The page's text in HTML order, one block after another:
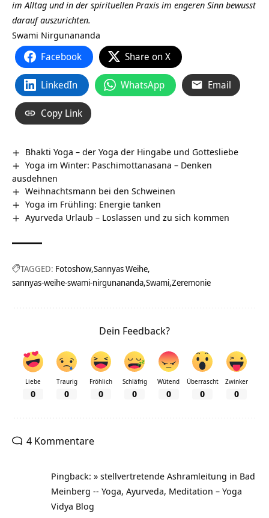
im Alltag und in der spirituellen Praxis im engeren Sinn bewusst
darauf auszurichten.
Swami Nirgunananda
Facebook Share on X
LinkedIn WhatsApp Email
Copy Link
Bhakti Yoga – der Yoga der Hingabe und Gottesliebe
Yoga im Winter: Paschimottanasana – Denken
ausdehnen
Weihnachtsmann bei den Schweinen
Yoga im Frühling: Energie tanken
Ayurveda Urlaub – Loslassen und zu sich kommen
TAGGED: Fotoshow Sannyas Weihe
sannyas-weihe-swami-nirgunananda Swami Zeremonie
Dein Feedback?
Liebe
0
Traurig
0
Fröhlich
0
Schläfrig
0
Wütend
0
Überrascht
0
Zwinker
0
4 Kommentare
Pingback: » stellvertretende Ashramleitung in Bad
Meinberg -- Yoga, Ayurveda, Meditation – Yoga
Vidya Blog